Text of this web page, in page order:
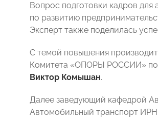
Вопрос подготовки кадров
по развитию
Эксперт также поделилась
С темой повышения
Комитета «ОПОРЫ РОССИИ» по
Виктор Комышан.
Далее заведующий кафедрой
Автомобильный транспорт